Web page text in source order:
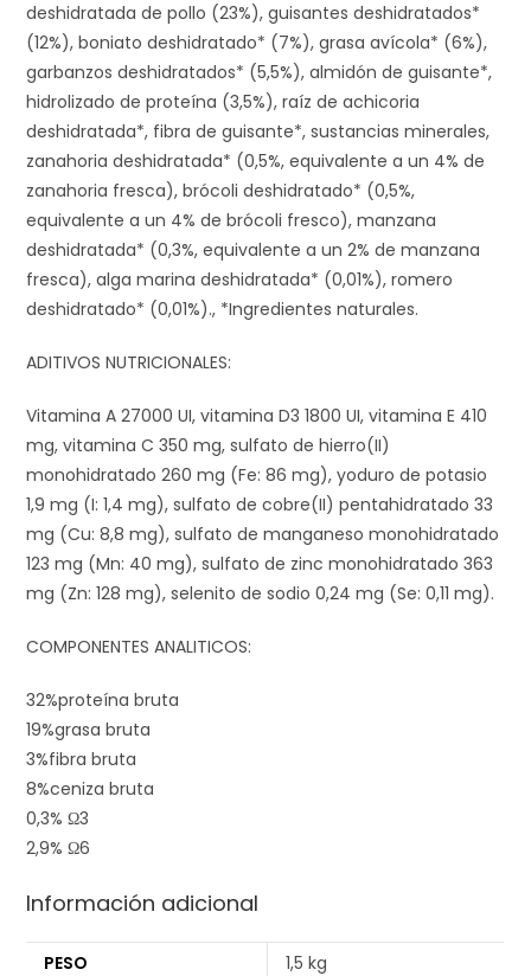
deshidratada de pollo (23%), guisantes deshidratados*
(12%), boniato deshidratado* (7%), grasa avícola* (6%),
garbanzos deshidratados* (5,5%), almidón de guisante*,
hidrolizado de proteína (3,5%), raíz de achicoria
deshidratada*, fibra de guisante*, sustancias minerales,
zanahoria deshidratada* (0,5%, equivalente a un 4% de
zanahoria fresca), brócoli deshidratado* (0,5%,
equivalente a un 4% de brócoli fresco), manzana
deshidratada* (0,3%, equivalente a un 2% de manzana
fresca), alga marina deshidratada* (0,01%), romero
deshidratado* (0,01%)., *Ingredientes naturales.
ADITIVOS NUTRICIONALES:
Vitamina A 27000 UI, vitamina D3 1800 UI, vitamina E 410
mg, vitamina C 350 mg, sulfato de hierro(II)
monohidratado 260 mg (Fe: 86 mg), yoduro de potasio
1,9 mg (I: 1,4 mg), sulfato de cobre(II) pentahidratado 33
mg (Cu: 8,8 mg), sulfato de manganeso monohidratado
123 mg (Mn: 40 mg), sulfato de zinc monohidratado 363
mg (Zn: 128 mg), selenito de sodio 0,24 mg (Se: 0,11 mg).
COMPONENTES ANALITICOS:
32%proteína bruta
19%grasa bruta
3%fibra bruta
8%ceniza bruta
0,3%Ω3
2,9%Ω6
Información adicional
PESO 1,5 kg